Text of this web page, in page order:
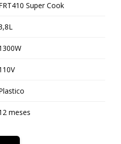
Super Cook
meses